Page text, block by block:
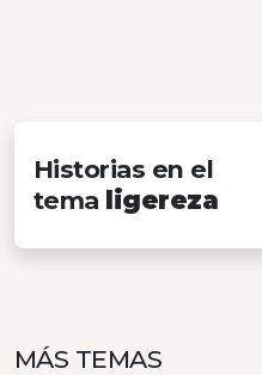
Historias en el
tema ligereza
MÁS TEMAS